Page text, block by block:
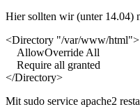
Hier sollten wir (unter 14.04)
<Directory "/var/www/html">
AllowOverride All
Require all granted
</Directory>
Mit sudo service apache2